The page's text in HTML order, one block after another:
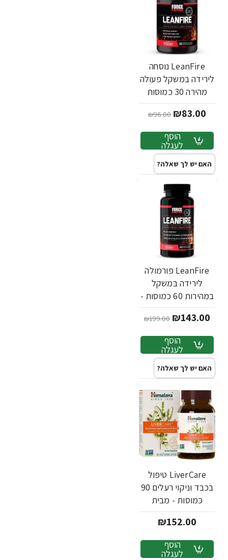
LeanFire נוסחה
לירידה במשקל פעולה
מהירה 30 כמוסות
צמחיות - מבית Force
Factor
₪83.00
₪96.00
הוסף
לעגלה
האם יש לך שאלה?
LeanFire פורמולה
לירידה במשקל
במהירות 60 כמוסות -
מבית Force Factor
₪143.00
₪199.00
הוסף
לעגלה
האם יש לך שאלה?
LiverCare טיפול
בכבד וניקוי רעלים 90
כמוסות - מבית
Himalaya
₪152.00
הוסף
לעגלה